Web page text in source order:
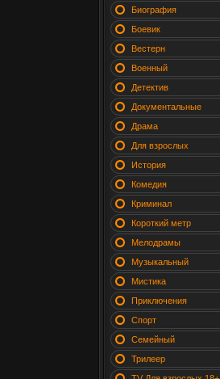
Биография
Боевик
Вестерн
Военный
Детектив
Документальные
Драма
Для взрослых
История
Комедия
Криминал
Короткий метр
Мелодрамы
Музыкальный
Мистика
Приключения
Спорт
Семейный
Трилеер